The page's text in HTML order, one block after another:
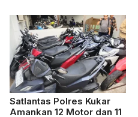
Satlantas Polres Kukar
Amankan 12 Motor dan 11